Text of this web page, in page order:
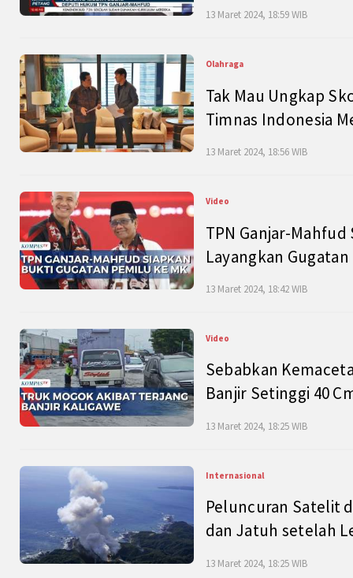
13 Maret 2024, 18:59 WIB
Olahraga
Tak Mau Ungkap
Timnas Indonesia
13 Maret 2024, 18:56 WIB
Video
TPN Ganjar-
Layangkan
13 Maret 2024, 18:42 WIB
Video
Sebabkan
Banjir Setinggi 40
13 Maret 2024, 18:25 WIB
Internasional
Peluncuran Satelit
dan Jatuh setelah
13 Maret 2024, 18:25 WIB